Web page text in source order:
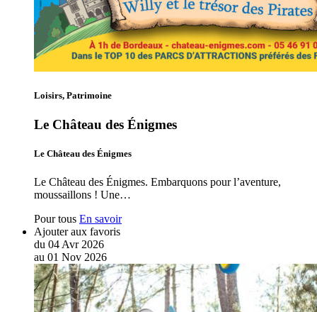
Loisirs, Patrimoine
Le Château des Énigmes
Le Château des Énigmes
Le Château des Énigmes. Embarquons pour l’aventure,
moussaillons ! Une…
Pour tous En savoir
Ajouter aux favoris
du 04 Avr 2026
au 01 Nov 2026